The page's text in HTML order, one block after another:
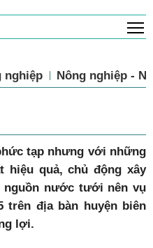
nghiệp Nông nghiệp -
tạp nhưng với những
hiệu quả, chủ động xây
nguồn nước tưới nên vụ
trên địa bàn huyện biên
lợi.